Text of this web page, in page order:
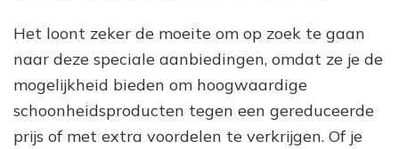
Het loont zeker de moeite om op zoek te gaan
naar deze speciale aanbiedingen, omdat ze je de
mogelijkheid bieden om hoogwaardige
schoonheidsproducten tegen een gereduceerde
prijs of met extra voordelen te verkrijgen. Of je